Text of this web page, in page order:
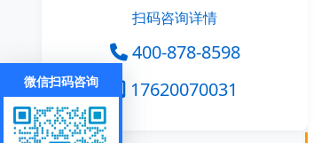
扫码咨询详情
400-878-8598
17620070031
微信扫码咨询